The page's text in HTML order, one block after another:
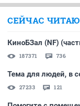
СЕЙЧАС
КиноБЗал (NF)
187371 736
Тема для людей, в
27233 121